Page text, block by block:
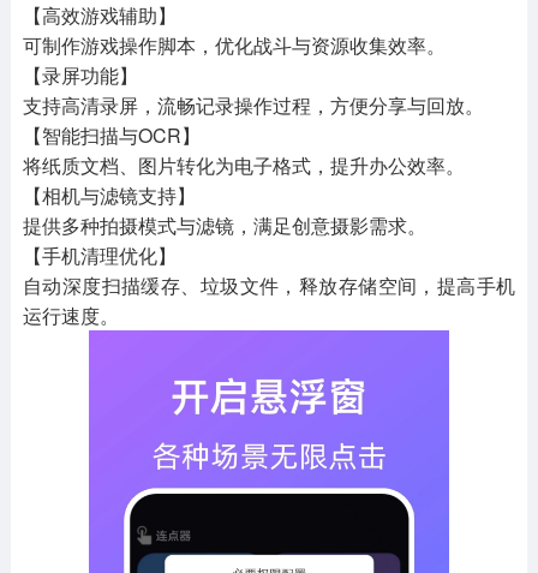
【高效游戏辅助】
可制作游戏操作脚本，优化战斗与资源收集效率。
【录屏功能】
支持高清录屏，流畅记录操作过程，方便分享与回放。
【智能扫描与OCR】
将纸质文档、图片转化为电子格式，提升办公效率。
【相机与滤镜支持】
提供多种拍摄模式与滤镜，满足创意摄影需求。
【手机清理优化】
自动深度扫描缓存、垃圾文件，释放存储空间，提高手机
运行速度。